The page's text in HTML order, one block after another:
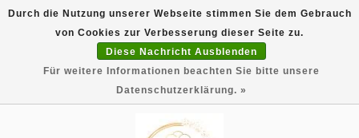
DeliSpice is your online Indian grocery shop with
exclusive brands like Daawat, Suhana, DeliSpice
and many more !!!
Durch die Nutzung unserer Webseite stimmen Sie dem Gebrauch
von Cookies zur Verbesserung dieser Seite zu.
Diese Nachricht Ausblenden
Für weitere Informationen beachten Sie bitte unsere
Datenschutzerklärung. »